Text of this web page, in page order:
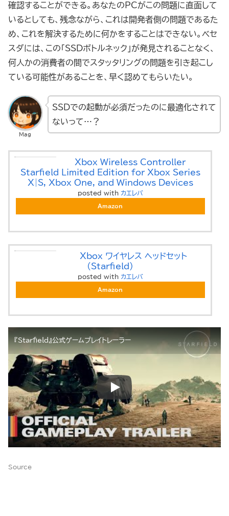
確認することができる。あなたのPCがこの問題に直面して
いるとしても、残念ながら、これは開発者側の問題であるた
め、これを解決するために何かをすることはできない。ベセ
スダには、この「SSDボトルネック」が発見されることなく、
何人かの消費者の間でスタッタリングの問題を引き起こし
ている可能性があることを、早く認めてもらいたい。
Mag
SSDでの起動が必須だったのに最適化されて
ないって…？
Xbox Wireless Controller –
Starfield Limited Edition for Xbox Series
X|S, Xbox One, and Windows Devices
posted with カエレバ
Amazon
Xbox ワイヤレス ヘッドセット
(Starfield)
posted with カエレバ
Amazon
『Starfield』公式ゲームプレイトレーラー
Source